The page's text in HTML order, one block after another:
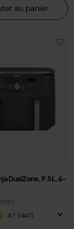
au panier
DualZone, 9.5L, 6-
4.7 (1447)